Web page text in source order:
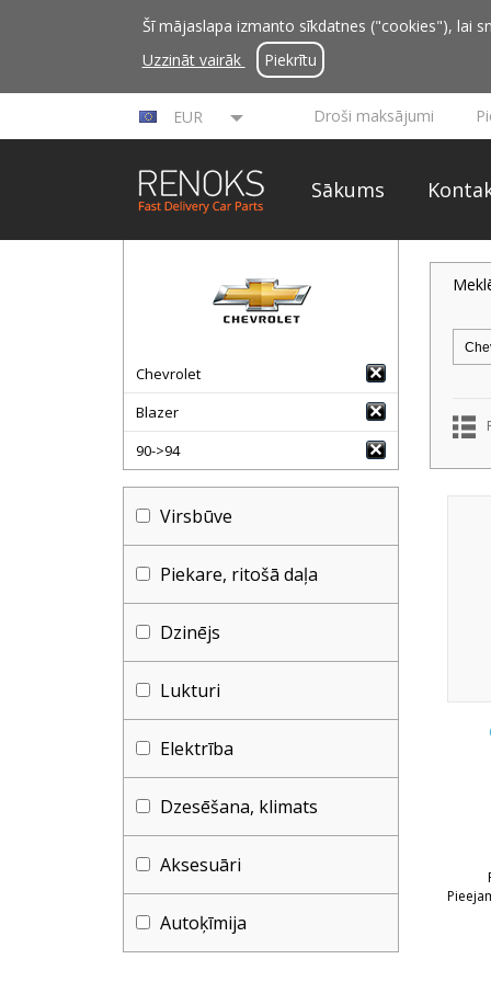
Šī mājaslapa izmanto sīkdatnes ("cookies"), lai
Uzzināt vairāk
Piekrītu
EUR Droši maksājumi
Sākums
Chevrolet
Blazer
90->94
Virsbūve
Piekare, ritošā daļa
Dzinējs
Lukturi
Elektrība
Dzesēšana, klimats
Aksesuāri
Autoķīmija